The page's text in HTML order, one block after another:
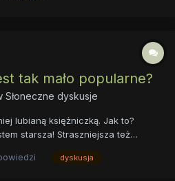
tak mało popularne?
Słoneczne dyskusje
lubianą księżniczką. Jak to?
starsza! Straszniejsza też…
plan, mimo że od ponad tysiąca
dyskusja